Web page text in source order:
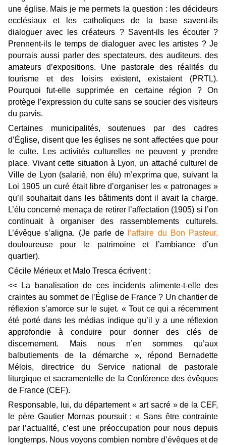
une église. Mais je me permets la question : les décideurs
ecclésiaux et les catholiques de la base savent-ils
dialoguer avec les créateurs ? Savent-ils les écouter ?
Prennent-ils le temps de dialoguer avec les artistes ? Je
pourrais aussi parler des spectateurs, des auditeurs, des
amateurs d’expositions. Une pastorale des réalités du
tourisme et des loisirs existent, existaient (PRTL).
Pourquoi fut-elle supprimée en certaine région ? On
protège l’expression du culte sans se soucier des visiteurs
du parvis.
Certaines municipalités, soutenues par des cadres
d’Église, disent que les églises ne sont affectées que pour
le culte. Les activités culturelles ne peuvent y prendre
place. Vivant cette situation à Lyon, un attaché culturel de
Ville de Lyon (salarié, non élu) m’exprima que, suivant la
Loi 1905 un curé était libre d’organiser les « patronages »
qu’il souhaitait dans les bâtiments dont il avait la charge.
L’élu concerné menaça de retirer l’affectation (1905) si l’on
continuait à organiser des rassemblements culturels.
L’évêque s’aligna. (Je parle de
l’affaire du Bon Pasteur,
douloureuse pour le patrimoine et l’ambiance d’un
quartier).
Cécile Mérieux et Malo Tresca écrivent :
<< La banalisation de ces incidents alimente-t-elle des
craintes au sommet de l’Église de France ? Un chantier de
réflexion s’amorce sur le sujet. « Tout ce qui a récemment
été porté dans les médias indique qu’il y a une réflexion
approfondie à conduire pour donner des clés de
discernement. Mais nous n’en sommes qu’aux
balbutiements de la démarche », répond Bernadette
Mélois, directrice du Service national de pastorale
liturgique et sacramentelle de la Conférence des évêques
de France (CEF).
Responsable, lui, du département « art sacré » de la CEF,
le père Gautier Mornas poursuit : « Sans être contrainte
par l’actualité, c’est une préoccupation pour nous depuis
longtemps. Nous voyons combien nombre d’évêques et de